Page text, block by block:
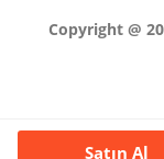
Satın Al
Copyright @